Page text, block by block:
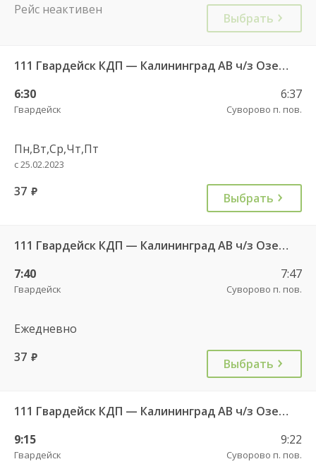
Рейс неактивен
Выбрать
111 Гвардейск КДП — Калининград АВ ч/з Озерки п.
6:30
Гвардейск
6:37
Суворово п. пов.
Пн,Вт,Ср,Чт,Пт
с 25.02.2023
37 руб. Выбрать
111 Гвардейск КДП — Калининград АВ ч/з Озерки п.
7:40
Гвардейск
7:47
Суворово п. пов.
Ежедневно
37 руб. Выбрать
111 Гвардейск КДП — Калининград АВ ч/з Озерки п.
9:15
Гвардейск
9:22
Суворово п. пов.